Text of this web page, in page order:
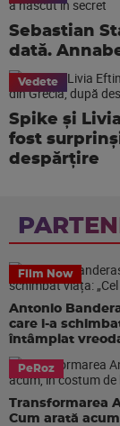
Sebastian
dată.
Vedete
Spike și
fost
despărțire
Film Now
Antonio
care i-a
întâmplat
PeRoz
Transformarea
Cum arată